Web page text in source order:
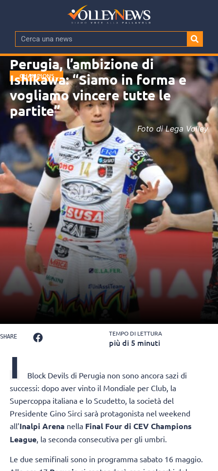
CHAMPIONS
LEAGUE
Perugia, l’ambizione di
Ishikawa: “Siamo in forma e
vogliamo vincere tutte le
partite”
Foto di Lega Volley
SHARE TEMPO DI LETTURA
più di 5 minuti
I
Block Devils di Perugia non sono ancora sazi di
successi: dopo aver vinto il Mondiale per Club, la
Supercoppa italiana e lo Scudetto, la società del
Presidente Gino Sirci sarà protagonista nel weekend
all’Inalpi Arena nella Final Four di CEV Champions
League, la seconda consecutiva per gli umbri.
Le due semifinali sono in programma sabato 16 maggio.